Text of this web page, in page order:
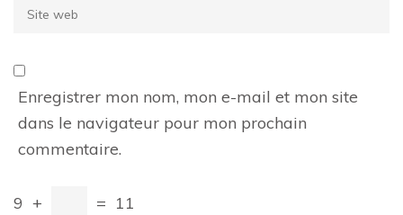
Site
Enregistrer mon nom, mon e-mail et mon site
dans le navigateur pour mon prochain
commentaire.
9 + = 11